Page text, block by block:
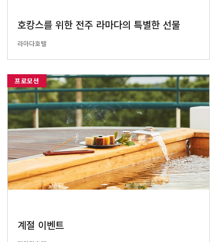
호캉스를 위한 전주 라마다의 특별한 선물
라마다호텔
프로모션
계절 이벤트